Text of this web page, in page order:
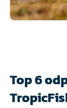
Top 6